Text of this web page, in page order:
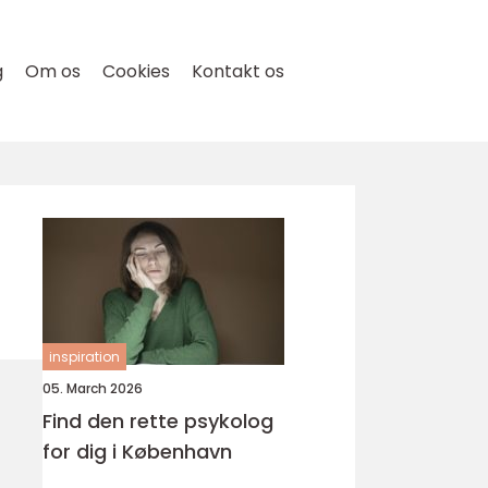
Om os Cookies Kontakt os
inspiration
05. March 2026
Find den rette psykolog
for dig i København